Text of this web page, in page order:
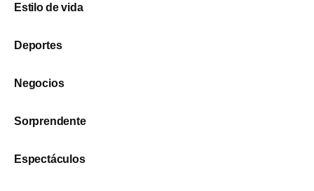
Estilo de vida
Deportes
Negocios
Sorprendente
Espectáculos